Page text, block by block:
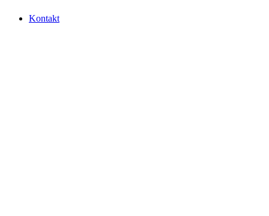
Kontakt